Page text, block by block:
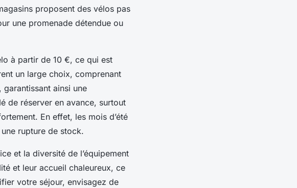
proposent des vélos pas
une promenade détendue ou
à partir de 10 €, ce qui est
un large choix, comprenant
ainsi une
de réserver en avance, surtout
En effet, les mois d’été
rupture de stock.
et la diversité de l’équipement
et leur accueil chaleureux, ce
votre séjour, envisagez de